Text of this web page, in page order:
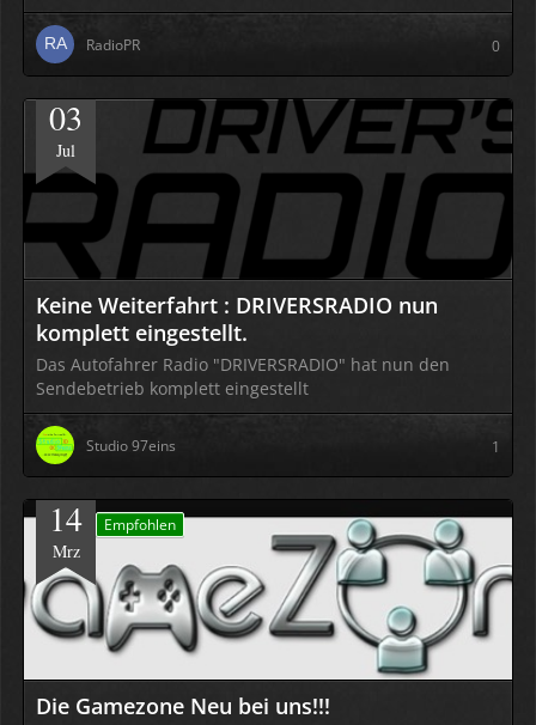
RadioPR 0
03
Jul
Keine Weiterfahrt : DRIVERSRADIO nun
komplett eingestellt.
Das Autofahrer Radio "DRIVERSRADIO" hat nun den
Sendebetrieb komplett eingestellt
Studio 97eins 1
Empfohlen
14
Mrz
Die Gamezone Neu bei uns!!!